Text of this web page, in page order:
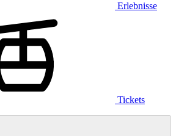
Erlebnisse
Tickets